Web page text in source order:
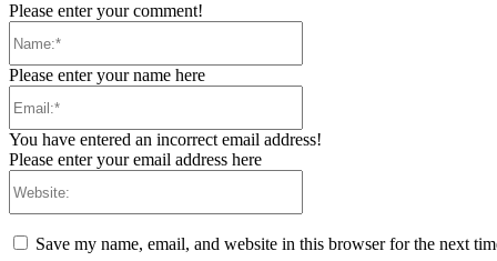
Please enter your comment!
Please enter your name here
You have entered an incorrect email address!
Please enter your email address here
Save my name, email, and website in this browser for the next